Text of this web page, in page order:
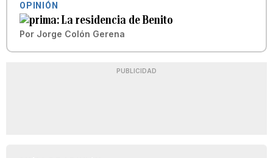
OPINIÓN
La residencia de Benito
Por Jorge Colón Gerena
PUBLICIDAD